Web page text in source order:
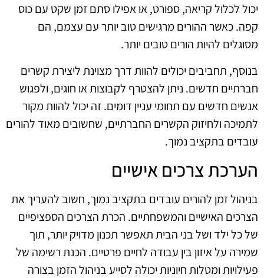
יכול לכלול קריאה, ספורט, או אפילו סתם זמן שקט עם כוס
קפה. כאשר ההורים מרגישים טוב יותר עם עצמם, הם
מסוגלים להיות הורים טובים יותר.
בנוסף, תחביבים יכולים להוות דרך מצוינת ליצירת קשרים
חברתיים חדשים. ניתן להצטרף לקבוצות או חוגים, ולפגוש
אנשים חדשים עם תחומי עניין דומים. זה יכול להוות מקור
לתמיכה ולחיזוק הקשרים החברתיים, שחשובים מאוד להורים
עובדים בתקציב נמוך.
הערכת צרכים אישיים
בניהול זמן להורים עובדים בתקציב נמוך, חשוב להעריך את
הצרכים האישיים והמשפחתיים. הכרת הצרכים הספציפיים
של כל ילד ושל בני הבית תאפשר תכנון מדויק יותר, תוך
שמירה על איזון בין עבודה לחיים פרטיים. הכנת רשימה של
פעילויות ומטלות חיוניות יכולה לסייע בניהול הזמן בצורה